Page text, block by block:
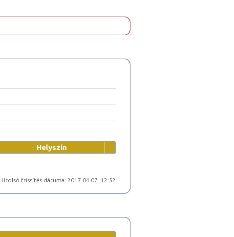
Helyszín
Utolsó frissítés dátuma: 2017.04.07. 12:52